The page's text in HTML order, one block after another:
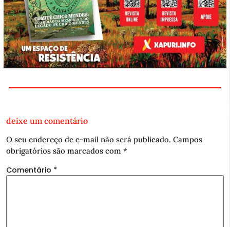
deixe um comentário
O seu endereço de e-mail não será publicado. Campos
obrigatórios são marcados com *
Comentário *